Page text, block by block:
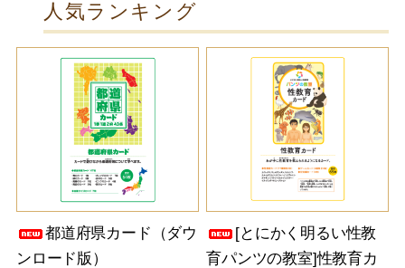
人気ランキング
都道府県カード（ダウ
ンロード版）
[とにかく明るい性教
育パンツの教室]性教育カ